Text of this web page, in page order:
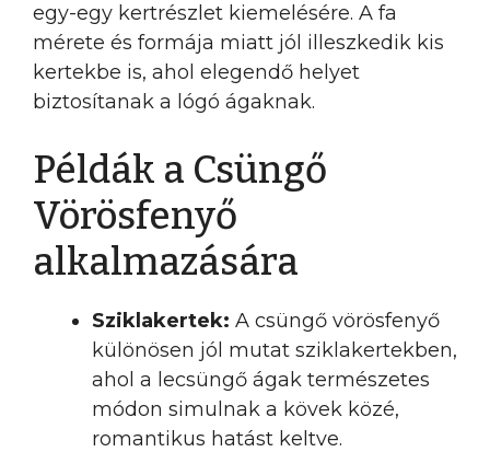
egy-egy kertrészlet kiemelésére. A fa
mérete és formája miatt jól illeszkedik kis
kertekbe is, ahol elegendő helyet
biztosítanak a lógó ágaknak.
Példák a Csüngő
Vörösfenyő
alkalmazására
Sziklakertek: A csüngő vörösfenyő
különösen jól mutat sziklakertekben,
ahol a lecsüngő ágak természetes
módon simulnak a kövek közé,
romantikus hatást keltve.